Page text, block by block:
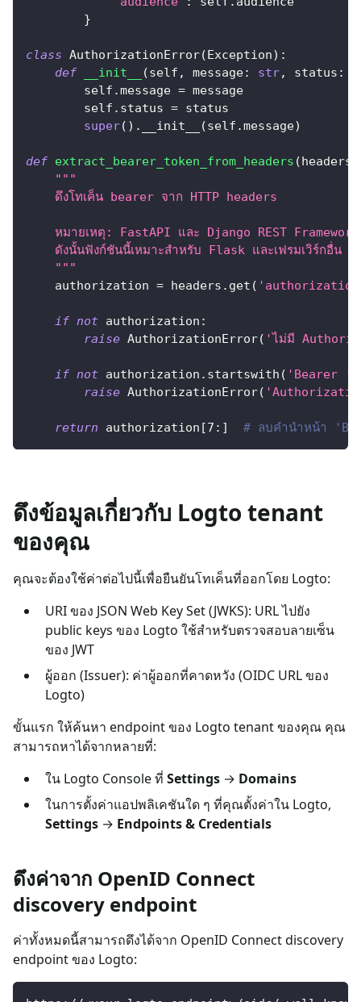
}
class AuthorizationError(Exception) :
def
__init__ (self , message: str, status :
        self
.message = message
        self
. status = status
super( ) . __init__ (self .message)
def extract_bearer_token_from_headers (headers
"""
    ดึงโทเค็น bearer จาก HTTP headers
หมายเหตุ: FastAPI และ Django REST
ดังนั้นฟังก์ชันนี้เหมาะสำหรับ Flask และเฟรมเวิร์กอื่น ๆ
    """
    authorization
= headers . get (
if not authorization :
raise AuthorizationError( 'ไม่มี
if not authorization . startswith ( 'Bearer '
raise AuthorizationError(
return authorization [7 : ] # ลบคำนำหน้า
ดึงข้อมูลเกี่ยวกับ Logto tenant
ของคุณ
คุณจะต้องใช้ค่าต่อไปนี้เพื่อยืนยันโทเค็นที่ออกโดย Logto:
URI ของ JSON Web Key Set (JWKS): URL ไปยัง
public keys ของ Logto ใช้สำหรับตรวจสอบลายเซ็น
ของ JWT
ผู้ออก (Issuer): ค่าผู้ออกที่คาดหวัง (OIDC URL ของ
Logto)
ขั้นแรก ให้ค้นหา endpoint ของ Logto tenant ของคุณ คุณ
สามารถหาได้จากหลายที่:
ใน Logto Console ที่ Settings → Domains
ในการตั้งค่าแอปพลิเคชันใด ๆ ที่คุณตั้งค่าใน Logto,
Settings → Endpoints & Credentials
ดึงค่าจาก OpenID Connect
discovery endpoint
ค่าทั้งหมดนี้สามารถดึงได้จาก OpenID Connect discovery
endpoint ของ Logto: